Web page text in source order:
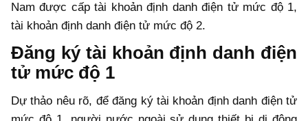
Nam được cấp tài khoản định danh điện tử mức độ 1,
tài khoản định danh điện tử mức độ 2.
Đăng ký tài khoản định danh điện
tử mức độ 1
Dự thảo nêu rõ, để đăng ký tài khoản định danh điện tử